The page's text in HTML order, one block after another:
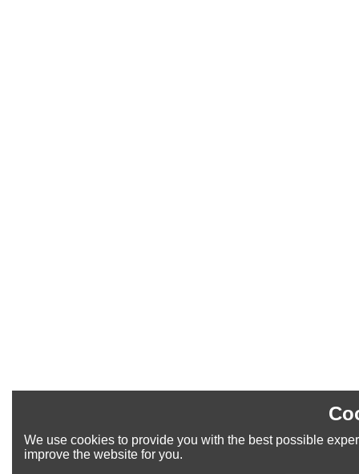
We use cookies to provide you with the best possible
improve the website for you.